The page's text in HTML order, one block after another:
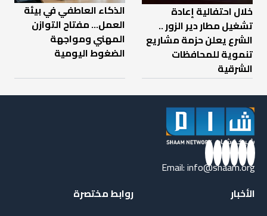
خلال احتفالية إعادة
تشغيل مطار دير الزور ..
الشرع يعلن حزمة مشاريع
تنموية للمحافظات
الشرقية
الذكاء العاطفي في بيئة
العمل… مفتاح التوازن
المهني ومواجهة
الضغوط اليومية
Email:info@shaam.org
الأخبار
روابط مختصرة